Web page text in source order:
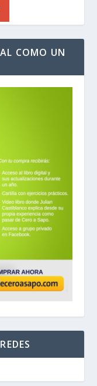
COMO UN